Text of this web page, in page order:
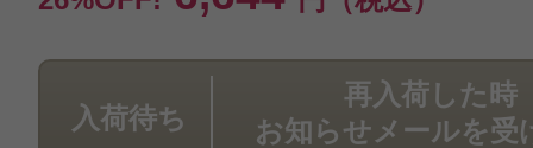
入荷待ち
再入荷した時
お知らせメールを受